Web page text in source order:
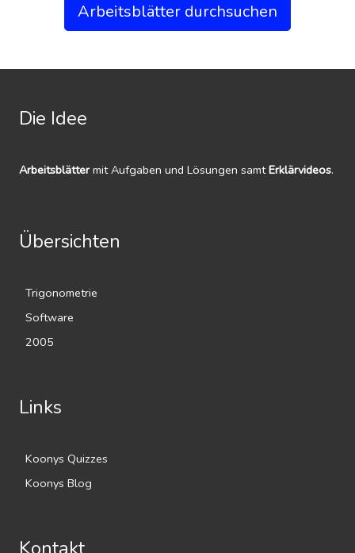
Arbeitsblätter durchsuchen
Die Idee
Arbeitsblättermit Aufgaben und Lösungen samtErklärvideos.
Übersichten
Trigonometrie
Software
2005
Links
Koonys Quizzes
Koonys Blog